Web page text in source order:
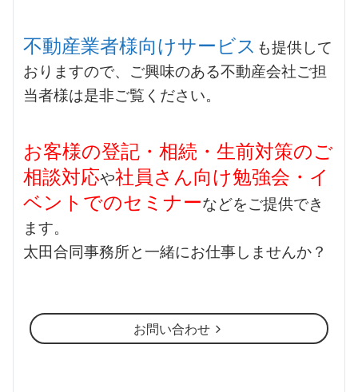
不動産業者様向けサービス も提供して
おりますので、ご興味のある不動産会社ご担
当者様は是非ご覧ください。
お客様の登記・相続・生前対策のご
相談対応や社員さん向け勉強会・イ
ベントでのセミナーなどをご提供でき
ます。
太田合同事務所と一緒にお仕事しませんか？
お問い合わせ